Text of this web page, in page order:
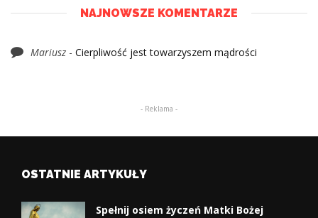
NAJNOWSZE KOMENTARZE
Mariusz - Cierpliwość jest towarzyszem mądrości
- Reklama -
OSTATNIE ARTYKUŁY
Spełnij osiem życzeń Matki Bożej